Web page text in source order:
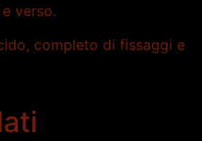
verso.
completo di fissaggi e